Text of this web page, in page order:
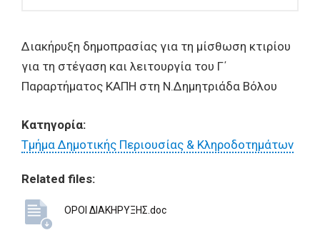
Διακήρυξη δημοπρασίας για τη μίσθωση κτιρίου
για τη στέγαση και λειτουργία του Γ΄
Παραρτήματος ΚΑΠΗ στη Ν.Δημητριάδα Βόλου
Κατηγορία:
Τμήμα Δημοτικής Περιουσίας & Κληροδοτημάτων
Related files:
ΟΡΟΙ ΔΙΑΚΗΡΥΞΗΣ.doc